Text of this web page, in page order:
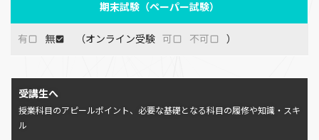
期末試験（ペーパー試験）
有 無 （オンライン受験 可 不可 ）
受講生へ
授業科目のアピールポイント、必要な基礎となる科目の履修や知識・スキ
ル